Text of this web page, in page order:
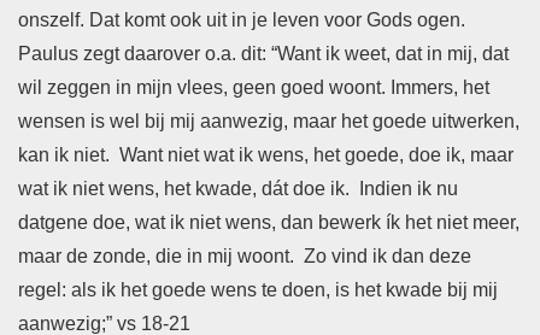
onszelf. Dat komt ook uit in je leven voor Gods ogen.
Paulus zegt daarover o.a. dit: “Want ik weet, dat in mij, dat
wil zeggen in mijn vlees, geen goed woont. Immers, het
wensen is wel bij mij aanwezig, maar het goede uitwerken,
kan ik niet. Want niet wat ik wens, het goede, doe ik, maar
wat ik niet wens, het kwade, dát doe ik. Indien ik nu
datgene doe, wat ik niet wens, dan bewerk ík het niet meer,
maar de zonde, die in mij woont. Zo vind ik dan deze
regel: als ik het goede wens te doen, is het kwade bij mij
aanwezig;” vs 18-21